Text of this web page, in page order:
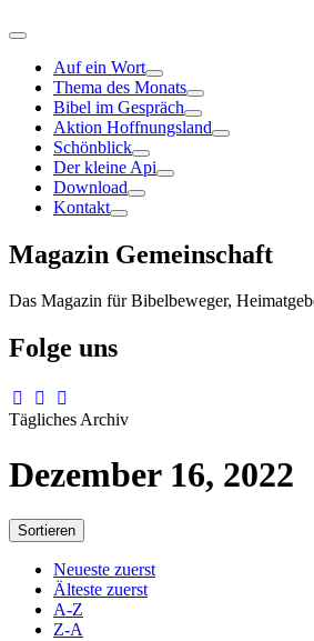
Auf ein Wort
Thema des Monats
Bibel im Gespräch
Aktion Hoffnungsland
Schönblick
Der kleine Api
Download
Kontakt
Magazin Gemeinschaft
Das Magazin für Bibelbeweger,
Folge uns
Tägliches Archiv
Dezember 16, 2022
Sortieren
Neueste zuerst
Älteste zuerst
A-Z
Z-A